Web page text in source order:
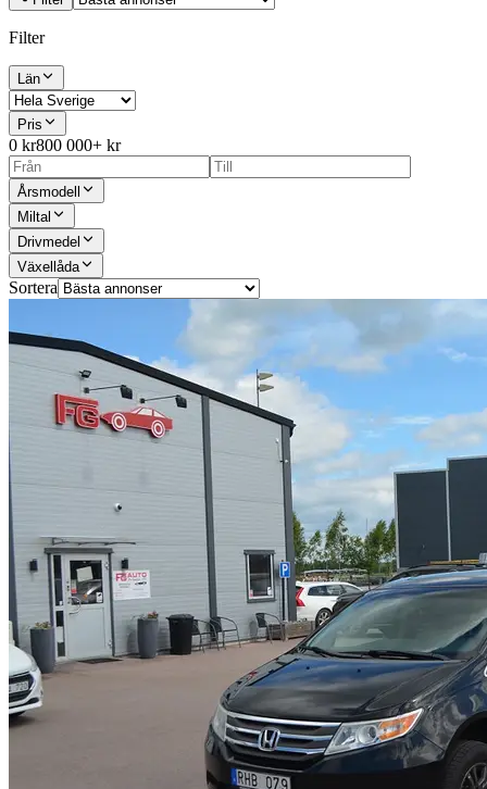
Filter
Län
Pris
0 kr800 000+ kr
Årsmodell
Miltal
Drivmedel
Växellåda
Sortera